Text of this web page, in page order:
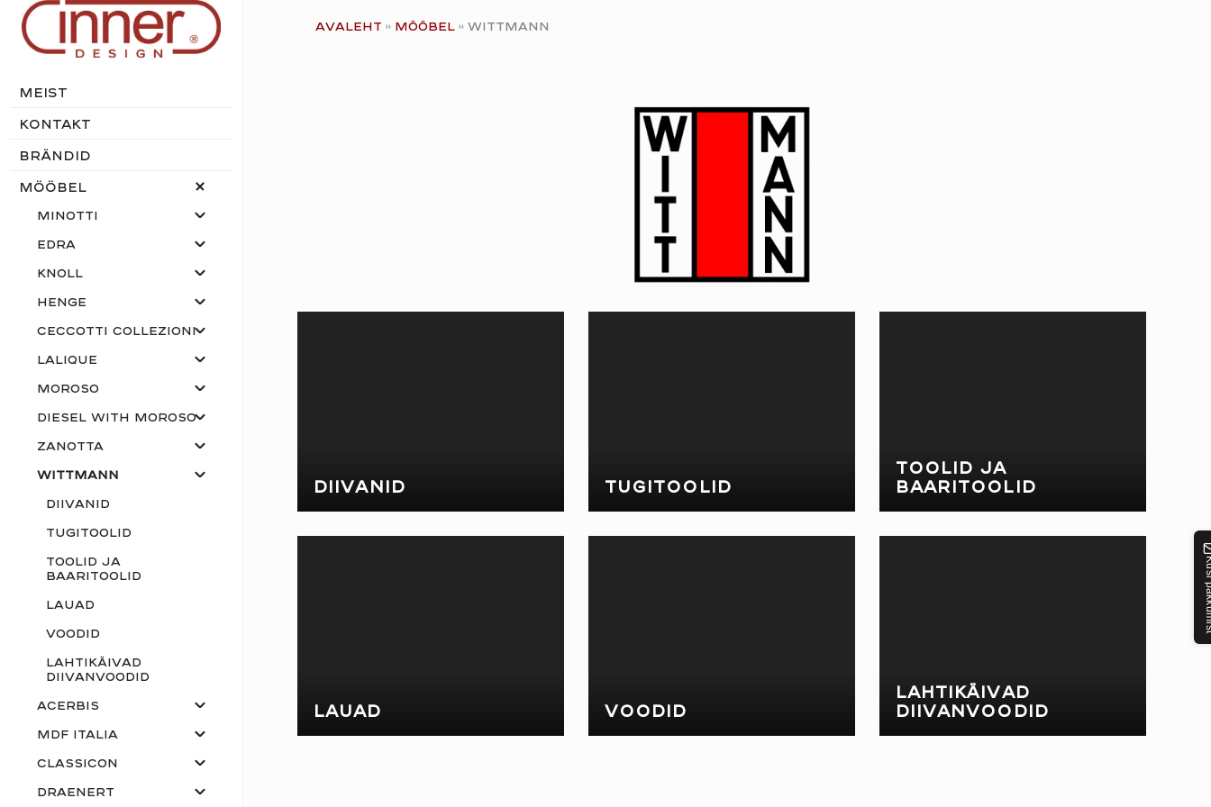
Skip
Meist
Kontakt
Brändid
Mööbel
Minotti
Edra
Knoll
Henge
Ceccotti Collezioni
Lalique
Moroso
Diesel with Moroso
Zanotta
Wittmann
Diivanid
Tugitoolid
Toolid ja
baaritoolid
Lauad
Voodid
Lahtikäivad
diivanvoodid
Acerbis
mdf italia
ClassiCon
Draenert
Avaleht Mööbel Wittmann
DIIVANID TUGITOOLID
TOOLID JA
BAARITOOLID
LAUAD VOODID
LAHTIKÄIVAD
DIIVANVOODID
Küsi